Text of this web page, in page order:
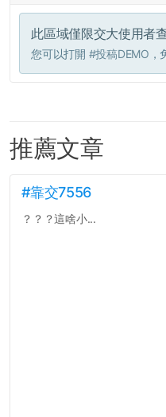
此區域僅限交大使用者
您可以打開 #投稿DEMO
推薦文章
#靠交7556
？？？這啥小...